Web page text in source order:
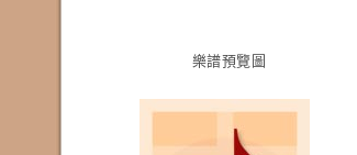
樂譜預覽圖